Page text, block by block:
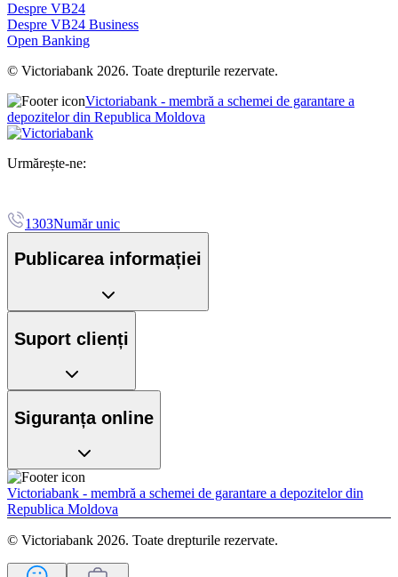
Despre VB24
Despre VB24 Business
Open Banking
© Victoriabank 2026. Toate drepturile rezervate.
Victoriabank - membră a schemei de garantare a
depozitelor din Republica Moldova
Urmărește-ne:
1303Număr unic
Publicarea informației
Suport clienți
Siguranța online
Victoriabank - membră a schemei de garantare a depozitelor din
Republica Moldova
© Victoriabank 2026. Toate drepturile rezervate.